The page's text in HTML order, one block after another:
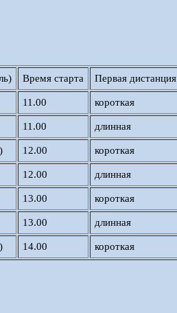
Время старта Первая дистанция
11.00 короткая
11.00 длинная
12.00 короткая
12.00 длинная
13.00 короткая
13.00 длинная
14.00 короткая